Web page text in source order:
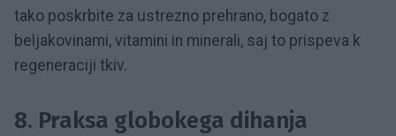
tako poskrbite za ustrezno prehrano, bogato z
beljakovinami, vitamini in minerali, saj to prispeva k
regeneraciji tkiv.
8. Praksa globokega dihanja